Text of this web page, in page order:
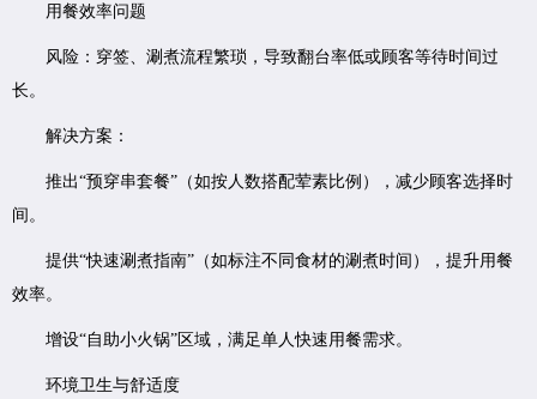
用餐效率问题
风险：穿签、涮煮流程繁琐，导致翻台率低或顾客等待时间过
长。
解决方案：
推出“预穿串套餐”（如按人数搭配荤素比例），减少顾客选择时
间。
提供“快速涮煮指南”（如标注不同食材的涮煮时间），提升用餐
效率。
增设“自助小火锅”区域，满足单人快速用餐需求。
环境卫生与舒适度